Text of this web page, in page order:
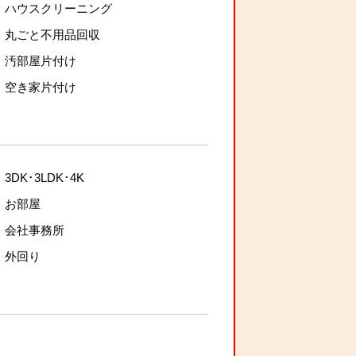
ハウスクリーニング
丸ごと不用品回収
汚部屋片付け
空き家片付け
3DK･3LDK･4K
お部屋
会社事務所
外回り